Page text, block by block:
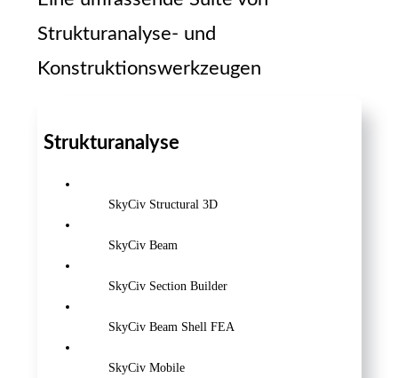
Strukturanalyse- und
Konstruktionswerkzeugen
Strukturanalyse
SkyCiv Structural 3D
SkyCiv Beam
SkyCiv Section Builder
SkyCiv Beam Shell FEA
SkyCiv Mobile